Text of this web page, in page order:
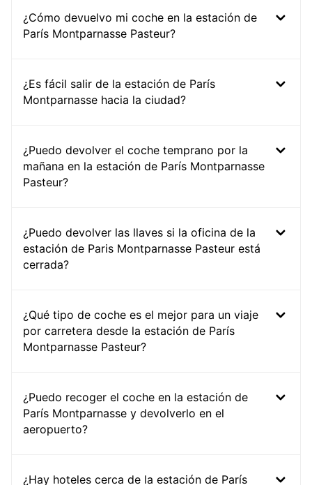
¿Cómo devuelvo mi coche en la estación de
París Montparnasse Pasteur?
¿Es fácil salir de la estación de París
Montparnasse hacia la ciudad?
¿Puedo devolver el coche temprano por la
mañana en la estación de París Montparnasse
Pasteur?
¿Puedo devolver las llaves si la oficina de la
estación de Paris Montparnasse Pasteur está
cerrada?
¿Qué tipo de coche es el mejor para un viaje
por carretera desde la estación de París
Montparnasse Pasteur?
¿Puedo recoger el coche en la estación de
París Montparnasse y devolverlo en el
aeropuerto?
¿Hay hoteles cerca de la estación de París